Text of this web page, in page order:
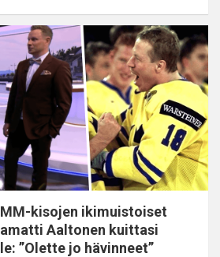
kisojen ikimuistoiset
Aaltonen kuittasi
”Olette jo hävinneet”